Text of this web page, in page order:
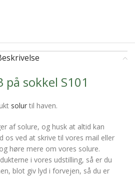
på sokkel S101
solur til haven.
af solure, og husk at altid kan
os ved at skrive til vores mail eller
høre mere om vores solure.
i vores udstilling, så er du
blot giv lyd i forvejen, så du er